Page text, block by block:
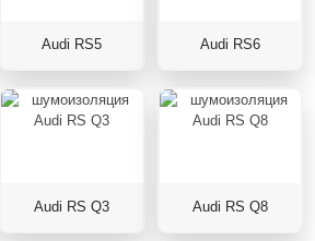
Audi RS5 Audi RS6
Audi RS Q3 Audi RS Q8